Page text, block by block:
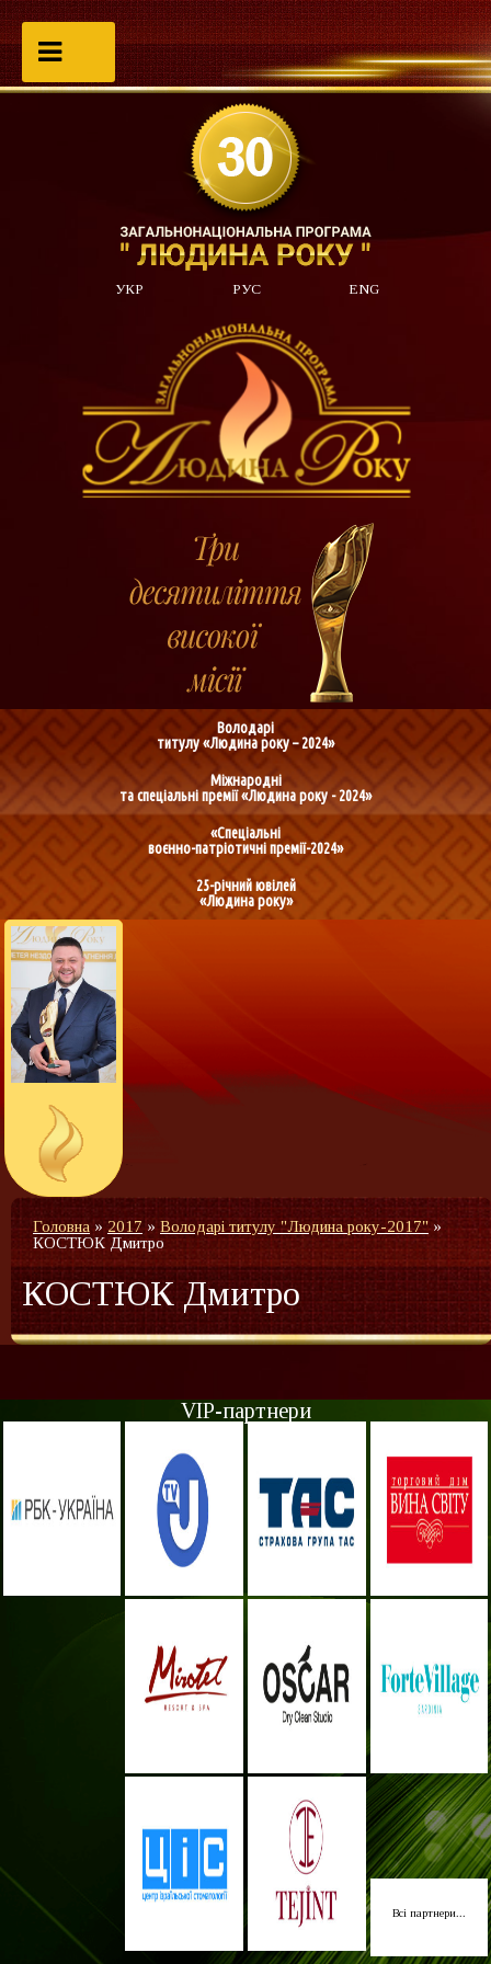
УКР РУС ENG
Володарі
титулу «Людина року – 2024»
Міжнародні
та спеціальні премії «Людина року - 2024»
«Спеціальні
воєнно-патріотичні премії-2024»
25-річний ювілей
«Людина року»
Головна »2017»Володарі титулу "Людина року-2017"»
КОСТЮК Дмитро
КОСТЮК Дмитро
VIP-партнери
Всі партнери...